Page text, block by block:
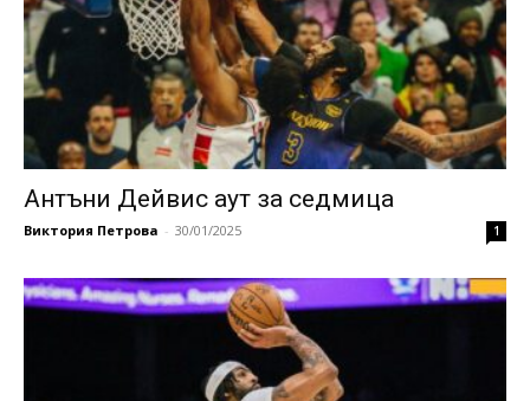
Антъни Дейвис аут за седмица
Виктория Петрова - 30/01/2025 1